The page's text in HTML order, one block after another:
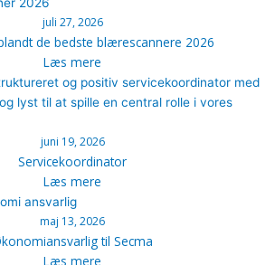
juli 27, 2026
de bedste blærescannere 2026
Læs mere
juni 19, 2026
Servicekoordinator
Læs mere
maj 13, 2026
til Secma
Læs mere